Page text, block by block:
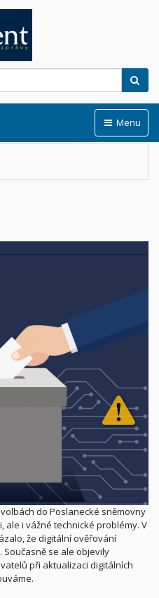
Menu
do Poslanecké sněmovny
i vážné technické problémy. V
že digitální ověřování
se ale objevily
při aktualizaci digitálních